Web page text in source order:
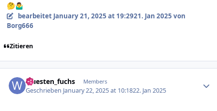
🤔🤷‍♂️
bearbeitet January 21, 2025 at 19:2921. Jan 2025 von
Borg666
Zitieren
wuesten_fuchs Members
Geschrieben January 22, 2025 at 10:1822. Jan 2025